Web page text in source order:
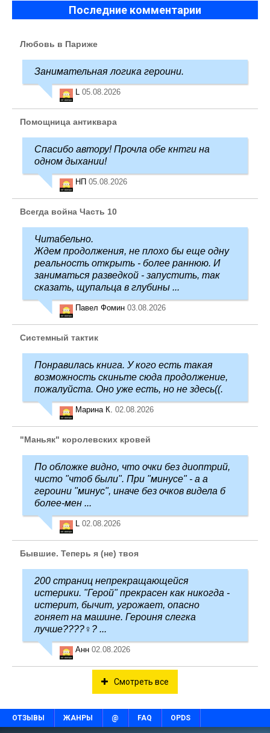
Последние комментарии
Любовь в Париже
Занимательная логика героини.
L 05.08.2026
Помощница антиквара
Спасибо автору! Прочла обе кнтги на
одном дыхании!
НП 05.08.2026
Всегда война Часть 10
Читабельно.
Ждем продолжения, не плохо бы еще одну
реальность открыть - более раннюю. И
заниматься разведкой - запустить, так
сказать, щупальца в глубины ...
Павел Фомин 03.08.2026
Системный тактик
Понравилась книга. У кого есть такая
возможность скиньте сюда продолжение,
пожалуйста. Оно уже есть, но не здесь((.
Марина К. 02.08.2026
"Маньяк" королевских кровей
По обложке видно, что очки без диоптрий,
чисто "чтоб были". При "минусе" - а а
героини "минус", иначе без очков видела б
более-мен ...
L 02.08.2026
Бывшие. Теперь я (не) твоя
200 страниц непрекращающейся
истерики. "Герой" прекрасен как никогда -
истерит, бычит, угрожает, опасно
гоняет на машине. Героиня слегка
лучше????‍♀️? ...
Анн 02.08.2026
Смотреть все
ОТЗЫВЫ ЖАНРЫ @ FAQ OPDS